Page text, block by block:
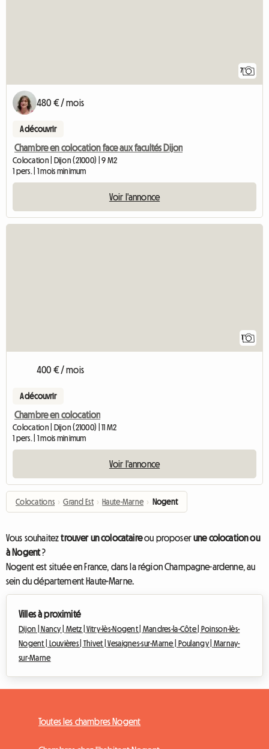
7
480 € / mois
A découvrir
Chambre en colocation face aux facultés Dijon
Colocation | Dijon (21000) | 9 M2
1 pers. | 1 mois minimum
Voir l'annonce
1
400 € / mois
A découvrir
Chambre en colocation
Colocation | Dijon (21000) | 11 M2
1 pers. | 1 mois minimum
Voir l'annonce
Colocations › Grand Est › Haute-Marne › Nogent
Vous souhaiteztrouver un colocataireou proposerune colocation ou
à Nogent?
Nogent est située en France, dans la région Champagne-ardenne, au
sein du département Haute-Marne.
Villes à proximité
Dijon |Nancy | Metz |Vitry-lès-Nogent | Mandres-la-Côte | Poinson-lès-
Nogent | Louvières | Thivet |Vesaignes-sur-Marne | Poulangy | Marnay-
sur-Marne
Toutes les chambres Nogent